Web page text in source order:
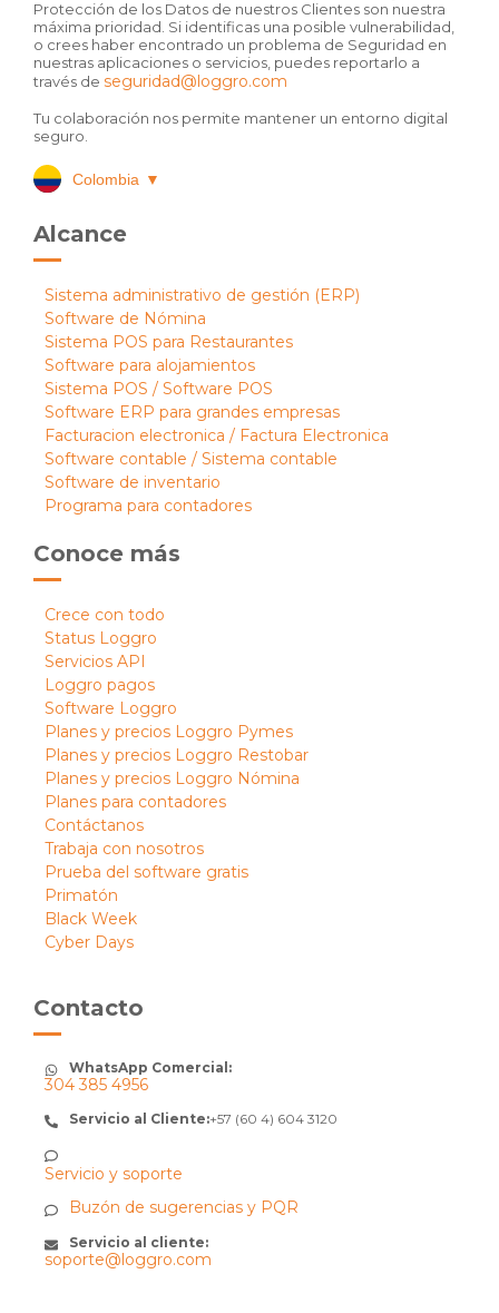
Protección de los Datos de nuestros Clientes son nuestra
máxima prioridad. Si identificas una posible vulnerabilidad,
o crees haber encontrado un problema de Seguridad en
nuestras aplicaciones o servicios, puedes reportarlo a
través de seguridad@loggro.com
Tu colaboración nos permite mantener un entorno digital
seguro.
Colombia ▼
Alcance
Sistema administrativo de gestión (ERP)
Software de Nómina
Sistema POS para Restaurantes
Software para alojamientos
Sistema POS / Software POS
Software ERP para grandes empresas
Facturacion electronica / Factura Electronica
Software contable / Sistema contable
Software de inventario
Programa para contadores
Conoce más
Crece con todo
Status Loggro
Servicios API
Loggro pagos
Software Loggro
Planes y precios Loggro Pymes
Planes y precios Loggro Restobar
Planes y precios Loggro Nómina
Planes para contadores
Contáctanos
Trabaja con nosotros
Prueba del software gratis
Primatón
Black Week
Cyber Days
Contacto
WhatsApp Comercial:
304 385 4956
Servicio al Cliente:+57 (60 4) 604 3120
Servicio y soporte
Buzón de sugerencias y PQR
Servicio al cliente:
soporte@loggro.com